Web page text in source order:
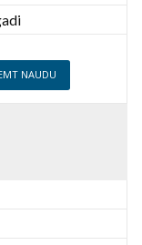
NAUDU